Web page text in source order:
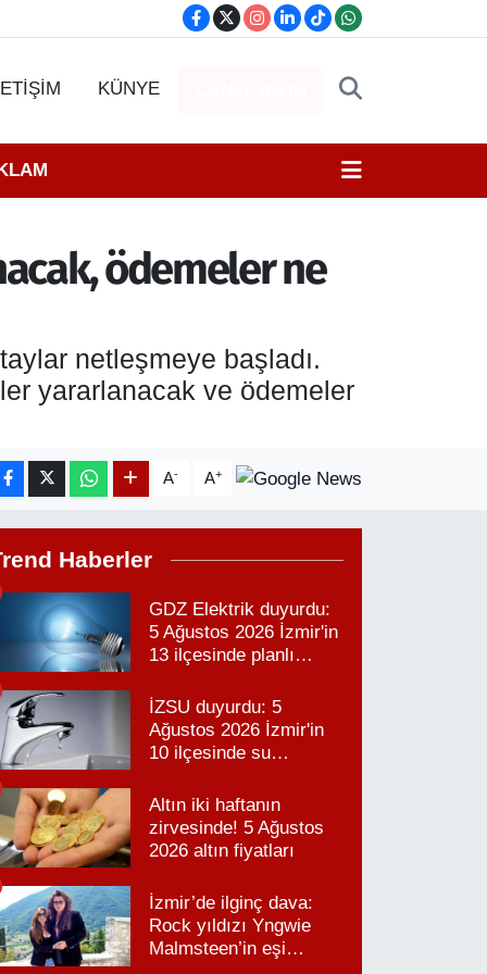
KÜNYE
ödemeler ne
netleşmeye başladı.
yararlanacak ve ödemeler
A- A+
Haberler
GDZ Elektrik duyurdu:
5 Ağustos 2026 İzmir'in
13 ilçesinde planlı
İZSU duyurdu: 5
Ağustos 2026 İzmir'in
10 ilçesinde su
Altın iki haftanın
zirvesinde! 5 Ağustos
2026 altın fiyatları
İzmir’de ilginç dava:
Rock yıldızı Yngwie
Malmsteen’in eşi